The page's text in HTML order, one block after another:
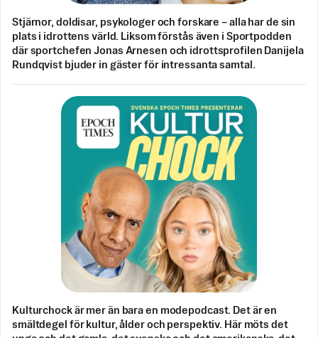
Stjärnor, doldisar, psykologer och forskare – alla har de sin
plats i idrottens värld. Liksom förstås även i Sportpodden
där sportchefen Jonas Arnesen och idrottsprofilen Danijela
Rundqvist bjuder in gäster för intressanta samtal.
Kulturchock är mer än bara en modepodcast. Det är en
smältdegel för kultur, ålder och perspektiv. Här möts det